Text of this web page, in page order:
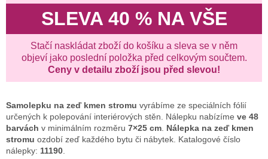
SLEVA 40 % NA VŠE
Stačí naskládat zboží do košíku a sleva se v něm
objeví jako poslední položka před celkovým součtem.
Ceny v detailu zboží jsou před slevou!
Samolepku na zeď kmen stromu vyrábíme ze speciálních fólií
určených k polepování interiérových stěn. Nálepku nabízíme ve 48
barvách v minimálním rozměru 7×25 cm Nálepka na zeď kmen
stromu ozdobí zeď každého bytu či nábytek. Katalogové číslo
nálepky: 11190